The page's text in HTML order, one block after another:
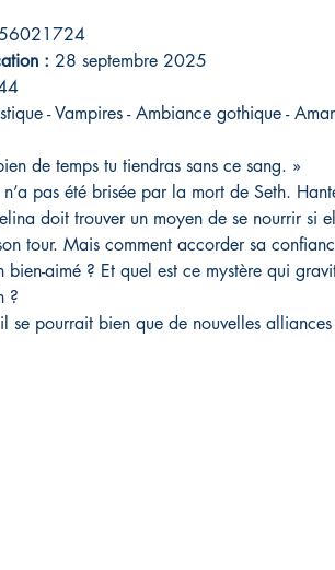
: 28 septembre 2025
- Vampires - Ambiance gothique -
de temps tu tiendras sans ce sang. »
pas été brisée par la mort de Seth.
doit trouver un moyen de se nourrir si
tour. Mais comment accorder sa
bien-aimé ? Et quel est ce mystère qui
?
se pourrait bien que de nouvelles